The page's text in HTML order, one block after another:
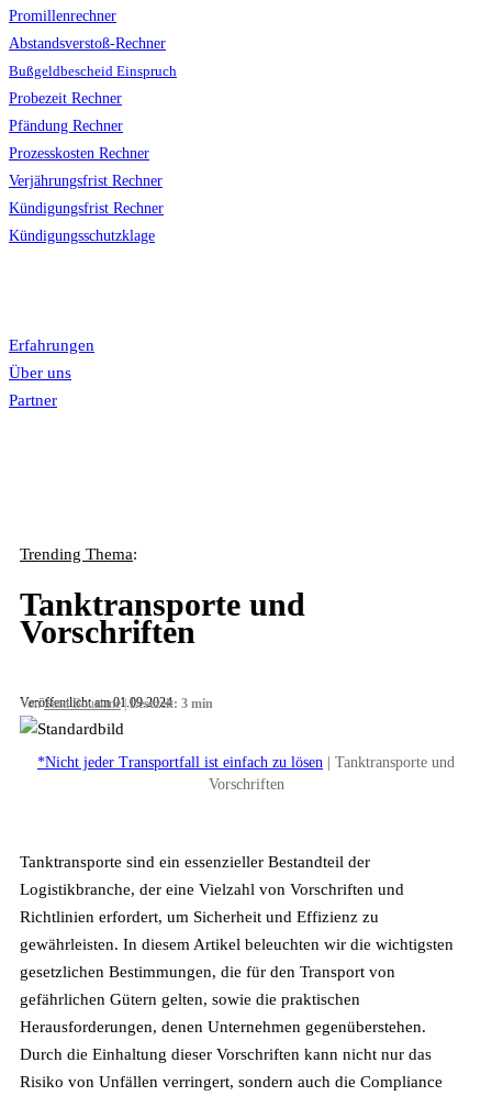
Promillenrechner
Abstandsverstoß-Rechner
Bußgeldbescheid Einspruch
Probezeit Rechner
Pfändung Rechner
Prozesskosten Rechner
Verjährungsfrist Rechner
Kündigungsfrist Rechner
Kündigungsschutzklage
Erfahrungen
Über uns
Partner
Trending Thema:
Tanktransporte und
Vorschriften
Veröffentlicht am 01.09.2024
VonSaad Bouziane|Lesezeit: 3 min
*Nicht jeder Transportfall ist einfach zu lösen | Tanktransporte und
Vorschriften
Tanktransporte sind ein essenzieller Bestandteil der
Logistikbranche, der eine Vielzahl von Vorschriften und
Richtlinien erfordert, um Sicherheit und Effizienz zu
gewährleisten. In diesem Artikel beleuchten wir die wichtigsten
gesetzlichen Bestimmungen, die für den Transport von
gefährlichen Gütern gelten, sowie die praktischen
Herausforderungen, denen Unternehmen gegenüberstehen.
Durch die Einhaltung dieser Vorschriften kann nicht nur das
Risiko von Unfällen verringert, sondern auch die Compliance